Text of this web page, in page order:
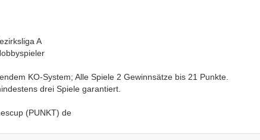
A
KO-System; Alle Spiele 2 Gewinnsätze bis 21 Punkte.
drei Spiele garantiert.
(PUNKT) de